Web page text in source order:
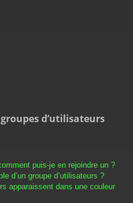
d’utilisateurs
puis-je en rejoindre un ?
d’un groupe d’utilisateurs ?
apparaissent dans une couleur